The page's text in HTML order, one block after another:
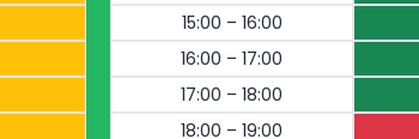
15:00 – 16:00
16:00 – 17:00
17:00 – 18:00
18:00 – 19:00